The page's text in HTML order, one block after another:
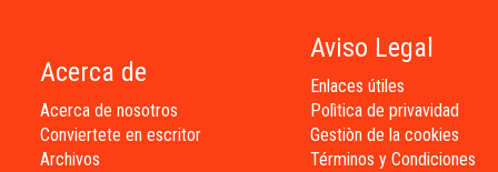
Acerca de
Acerca de nosotros
Conviertete en escritor
Archivos
Aviso Legal
Enlaces útiles
Polìtica de privavidad
Gestiòn de la cookies
Términos y Condiciones